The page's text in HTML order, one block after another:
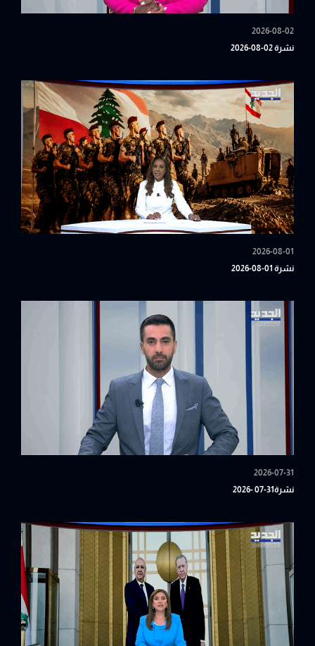
2026-08-02
نشرة 02-08-2026
2026-08-01
نشرة 01-08-2026
2026-07-31
نشرة31-07 -2026